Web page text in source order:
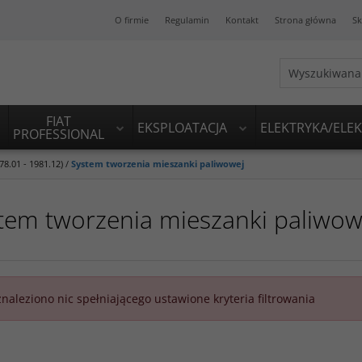
O firmie Regulamin Kontakt Strona główna
FIAT
PROFESSIONAL EKSPLOATACJA ELEKTRYKA/
- 1981.12) / System tworzenia mieszanki paliwowej
tworzenia mieszanki
nic spełniającego ustawione kryteria filtrowania